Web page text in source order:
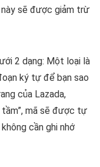
này sẽ được giảm trừ
2 dạng: Một loại là
ký tự để bạn sao
của Lazada,
tầm”, mã sẽ được tự
cần ghi nhớ